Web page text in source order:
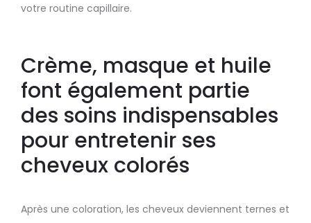
votre routine capillaire.
Crème, masque et huile
font également partie
des soins indispensables
pour entretenir ses
cheveux colorés
Après une coloration, les cheveux deviennent ternes et